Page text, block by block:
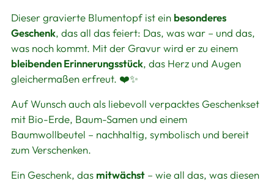
Dieser gravierte Blumentopf ist ein besonderes
Geschenk, das all das feiert: Das, was war – und das,
was noch kommt. Mit der Gravur wird er zu einem
bleibenden Erinnerungsstück, das Herz und Augen
gleichermaßen erfreut. ❤️✨
Auf Wunsch auch als liebevoll verpacktes Geschenkset
mit Bio-Erde, Baum-Samen und einem
Baumwollbeutel – nachhaltig, symbolisch und bereit
zum Verschenken.
Ein Geschenk, das mitwächst – wie all das, was diesen